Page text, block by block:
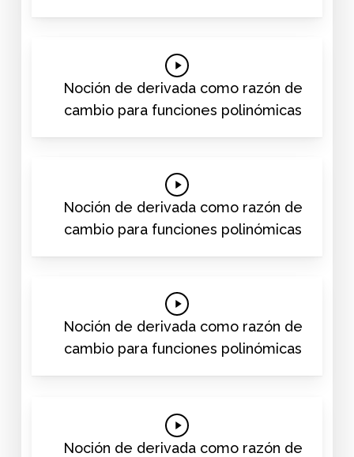
Play
Video
Noción de derivada como razón de
cambio para funciones polinómicas
Play
Video
Noción de derivada como razón de
cambio para funciones polinómicas
Play
Video
Noción de derivada como razón de
cambio para funciones polinómicas
Play
Video
Noción de derivada como razón de